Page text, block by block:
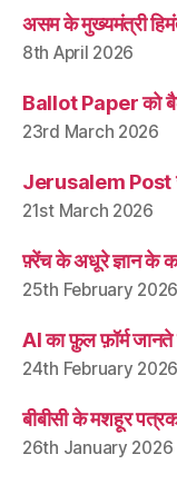
असम के मुख्यमंत्री हिमंत
8th April 2026
Ballot Paper को
23rd March 2026
Jerusalem Post
21st March 2026
फ़्रेंच के अधूरे ज्ञान के
25th February 2026
AI का फ़ुल फ़ॉर्म
24th February 2026
बीबीसी के मशहूर
26th January 2026